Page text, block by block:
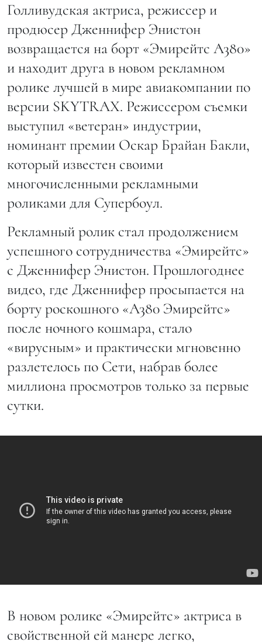
Голливудская актриса, режиссер и
продюсер Дженнифер Энистон
возвращается на борт «Эмирейтс A380»
и находит друга в новом рекламном
ролике лучшей в мире авиакомпании по
версии SKYTRAX. Режиссером съемки
выступил «ветеран» индустрии,
номинант премии Оскар Брайан Бакли,
который известен своими
многочисленными рекламными
роликами для Супербоул.
Рекламный ролик стал продолжением
успешного сотрудничества «Эмирейтс»
с Дженнифер Энистон. Прошлогоднее
видео, где Дженнифер просыпается на
борту роскошного «А380 Эмирейтс»
после ночного кошмара, стало
«вирусным» и практически мгновенно
разлетелось по Сети, набрав более
миллиона просмотров только за первые
сутки.
В новом ролике «Эмирейтс» актриса в
свойственной ей манере легко,